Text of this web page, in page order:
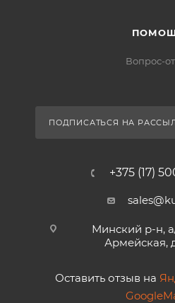
Вопрос-
ПОДПИСАТЬСЯ НА
+375 (17)
Минский р-н,
Армейская,
Оставить отзыв на